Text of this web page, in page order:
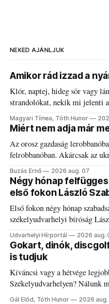
NEKED AJÁNLJUK
Amikor rád izzad a
Klór, naptej, hideg sör vagy
strandolókat, nekik mi jelenti
kánikulát.
Magyari Tímea, Tóth Hunor
Miért nem adja már
Az orosz gazdaság
felrobbanóban. Akárcsak az
elégedetlen vezetőivel.
Buzás Ernő 2026 aug. 07
Négy hónap
első fokon László
Első fokon négy hónap
székelyudvarhelyi bíróság
Udvarhelyi Hírportál 2026 aug.
Gokart, dinók,
is tudjuk
Kíváncsi vagy a hétvége
Székelyudvarhelyen? Nálunk
a fogaddal, a fogorvosi
Gál Előd, Tóth Hunor 2026 aug.